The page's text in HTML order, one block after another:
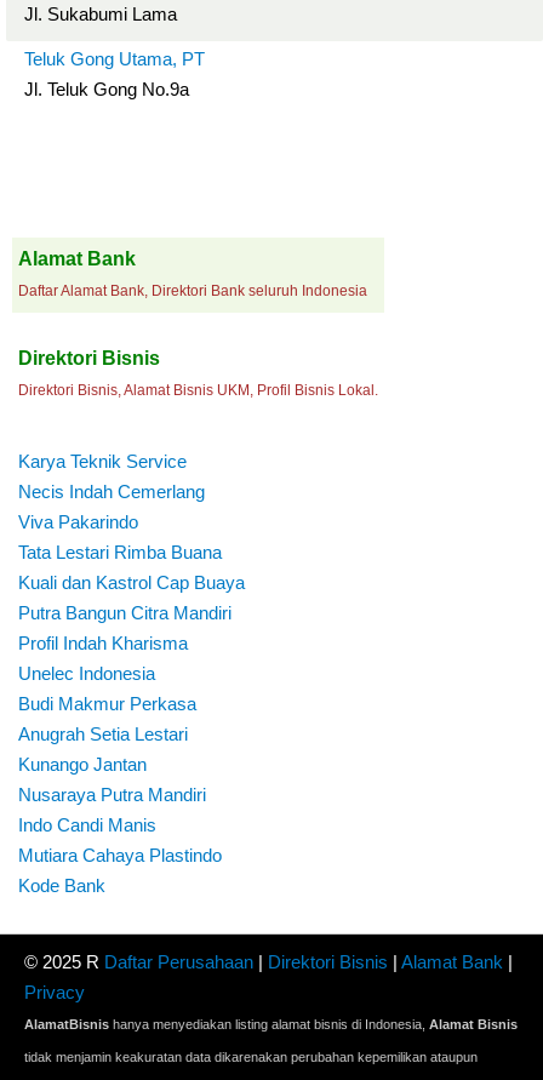
Jl. Sukabumi Lama
Teluk Gong Utama, PT
Jl. Teluk Gong No.9a
Alamat Bank
Daftar Alamat Bank, Direktori Bank seluruh Indonesia
Direktori Bisnis
Direktori Bisnis, Alamat Bisnis UKM, Profil Bisnis Lokal.
Karya Teknik Service
Necis Indah Cemerlang
Viva Pakarindo
Tata Lestari Rimba Buana
Kuali dan Kastrol Cap Buaya
Putra Bangun Citra Mandiri
Profil Indah Kharisma
Unelec Indonesia
Budi Makmur Perkasa
Anugrah Setia Lestari
Kunango Jantan
Nusaraya Putra Mandiri
Indo Candi Manis
Mutiara Cahaya Plastindo
Kode Bank
© 2025 R Daftar Perusahaan | Direktori Bisnis | Alamat Bank |
Privacy
AlamatBisnis hanya menyediakan listing alamat bisnis di Indonesia, Alamat Bisnis
tidak menjamin keakuratan data dikarenakan perubahan kepemilikan ataupun